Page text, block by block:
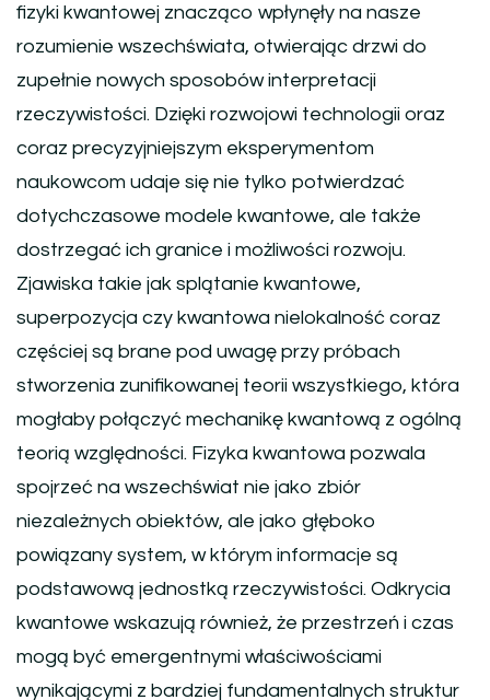
fizyki kwantowej znacząco wpłynęły na nasze
rozumienie wszechświata, otwierając drzwi do
zupełnie nowych sposobów interpretacji
rzeczywistości. Dzięki rozwojowi technologii oraz
coraz precyzyjniejszym eksperymentom
naukowcom udaje się nie tylko potwierdzać
dotychczasowe modele kwantowe, ale także
dostrzegać ich granice i możliwości rozwoju.
Zjawiska takie jak splątanie kwantowe,
superpozycja czy kwantowa nielokalność coraz
częściej są brane pod uwagę przy próbach
stworzenia zunifikowanej teorii wszystkiego, która
mogłaby połączyć mechanikę kwantową z ogólną
teorią względności. Fizyka kwantowa pozwala
spojrzeć na wszechświat nie jako zbiór
niezależnych obiektów, ale jako głęboko
powiązany system, w którym informacje są
podstawową jednostką rzeczywistości. Odkrycia
kwantowe wskazują również, że przestrzeń i czas
mogą być emergentnymi właściwościami
wynikającymi z bardziej fundamentalnych struktur